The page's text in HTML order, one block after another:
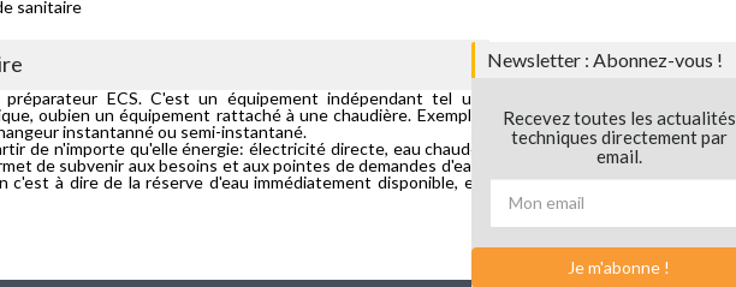
sanitaire
ECS. C'est un équipement indépendant tel un
oubien un équipement rattaché à une chaudière. Exemple
instantanné ou semi-instantané.
de n'importe qu'elle énergie: électricité directe, eau chaude
de subvenir aux besoins et aux pointes de demandes d'eau
à dire de la réserve d'eau immédiatement disponible, et
Newsletter : Abonnez-vous !
Recevez toutes les actualités
techniques directement par
email.
Je m'abonne !